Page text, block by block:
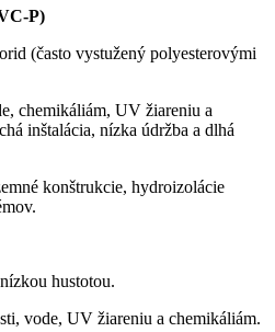
P)
(často vystužený polyesterovými
chemikáliám, UV žiareniu a
inštalácia, nízka údržba a dlhá
konštrukcie, hydroizolácie
hustotou.
vode, UV žiareniu a chemikáliám.